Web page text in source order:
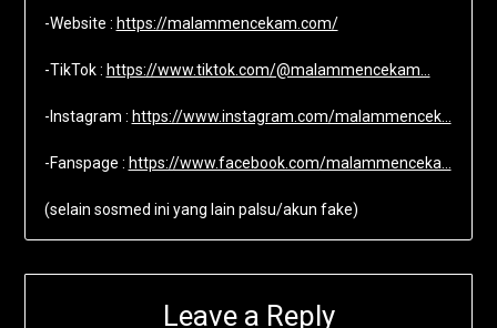
-Website : https://malammencekam.com/
-TikTok : https://www.tiktok.com/@malammencekam…
-Instagram : https://www.instagram.com/malammencek…
-Fanspage : https://www.facebook.com/malammenceka…
(selain sosmed ini yang lain palsu/akun fake)
Leave a Reply